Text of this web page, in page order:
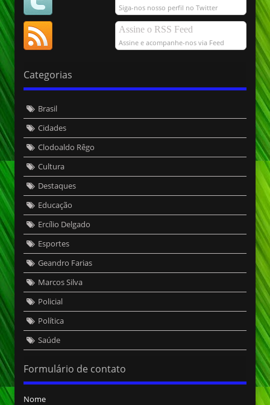
Siga-nos nosso perfil no Twitter
Assine o RSS Feed
Assine e acompanhe-nos via Feed
Categorias
Brasil
Cidades
Clodoaldo Rêgo
Cultura
Destaques
Educação
Ercílio Delgado
Esportes
Geandro Farias
Marcos Silva
Policial
Política
Saúde
Formulário de contato
Nome